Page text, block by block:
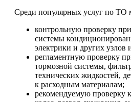
Среди популярных услуг по ТО
контрольную проверку
системы
электрики и других узлов
регламентную проверку
тормозной системы,
технических жидкостей,
к расходным материалам;
рекомендуемую проверку